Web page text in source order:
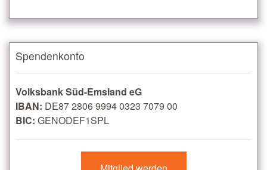
Spendenkonto
Volksbank Süd-Emsland eG
IBAN: DE87 2806 9994 0323 7079 00
BIC: GENODEF1SPL